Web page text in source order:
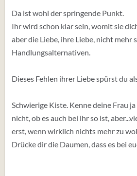
Da ist wohl der springende Punkt.
Ihr wird schon klar sein, womit sie
aber die Liebe, ihre Liebe, nicht mehr
Handlungsalternativen.
Dieses Fehlen ihrer Liebe spürst du
Schwierige Kiste. Kenne deine Frau
nicht, ob es auch bei ihr so ist,
erst, wenn wirklich nichts mehr zu
Drücke dir die Daumen, dass es bei